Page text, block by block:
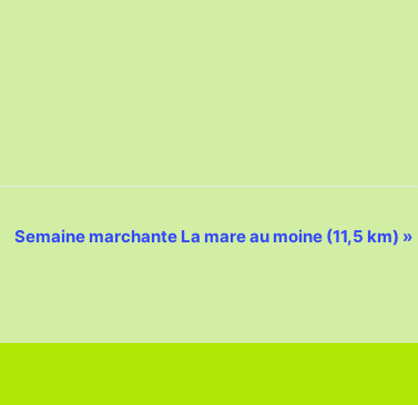
Semaine marchante La mare au moine (11,5 km) »